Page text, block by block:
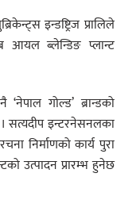
इन्डष्ट्रिज प्रालिले
आयल ब्लेन्डिङ प्लान्ट
गोल्ड’ ब्रान्डको
सत्यदीप इन्टरनेसनलका
निर्माणको कार्य पुरा
उत्पादन प्रारम्भ हुनेछ